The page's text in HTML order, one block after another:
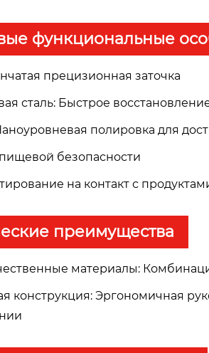
функциональные
прецизионная заточка
сталь: Быстрое
полировка для
безопасности
на контакт с
преимущества
материалы:
конструкция: Эргономичная